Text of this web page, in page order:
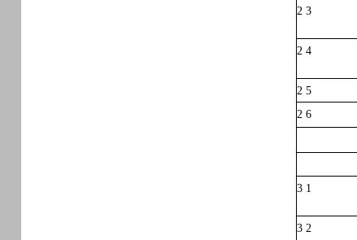
2 3
2 4
2 5
2 6
3 1
3 2